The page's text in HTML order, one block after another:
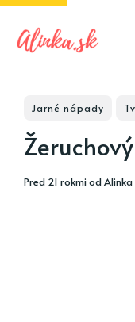
Jarné nápady
pred 21 rokmiodAlinka